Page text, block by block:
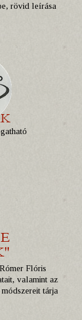
rövid leírása
Flóris
valamint az
tárja